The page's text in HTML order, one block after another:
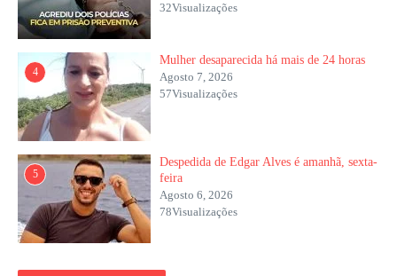
32Visualizações
4
Mulher desaparecida há mais de 24 horas
Agosto 7, 2026
57Visualizações
5
Despedida de Edgar Alves é amanhã, sexta-
feira
Agosto 6, 2026
78Visualizações